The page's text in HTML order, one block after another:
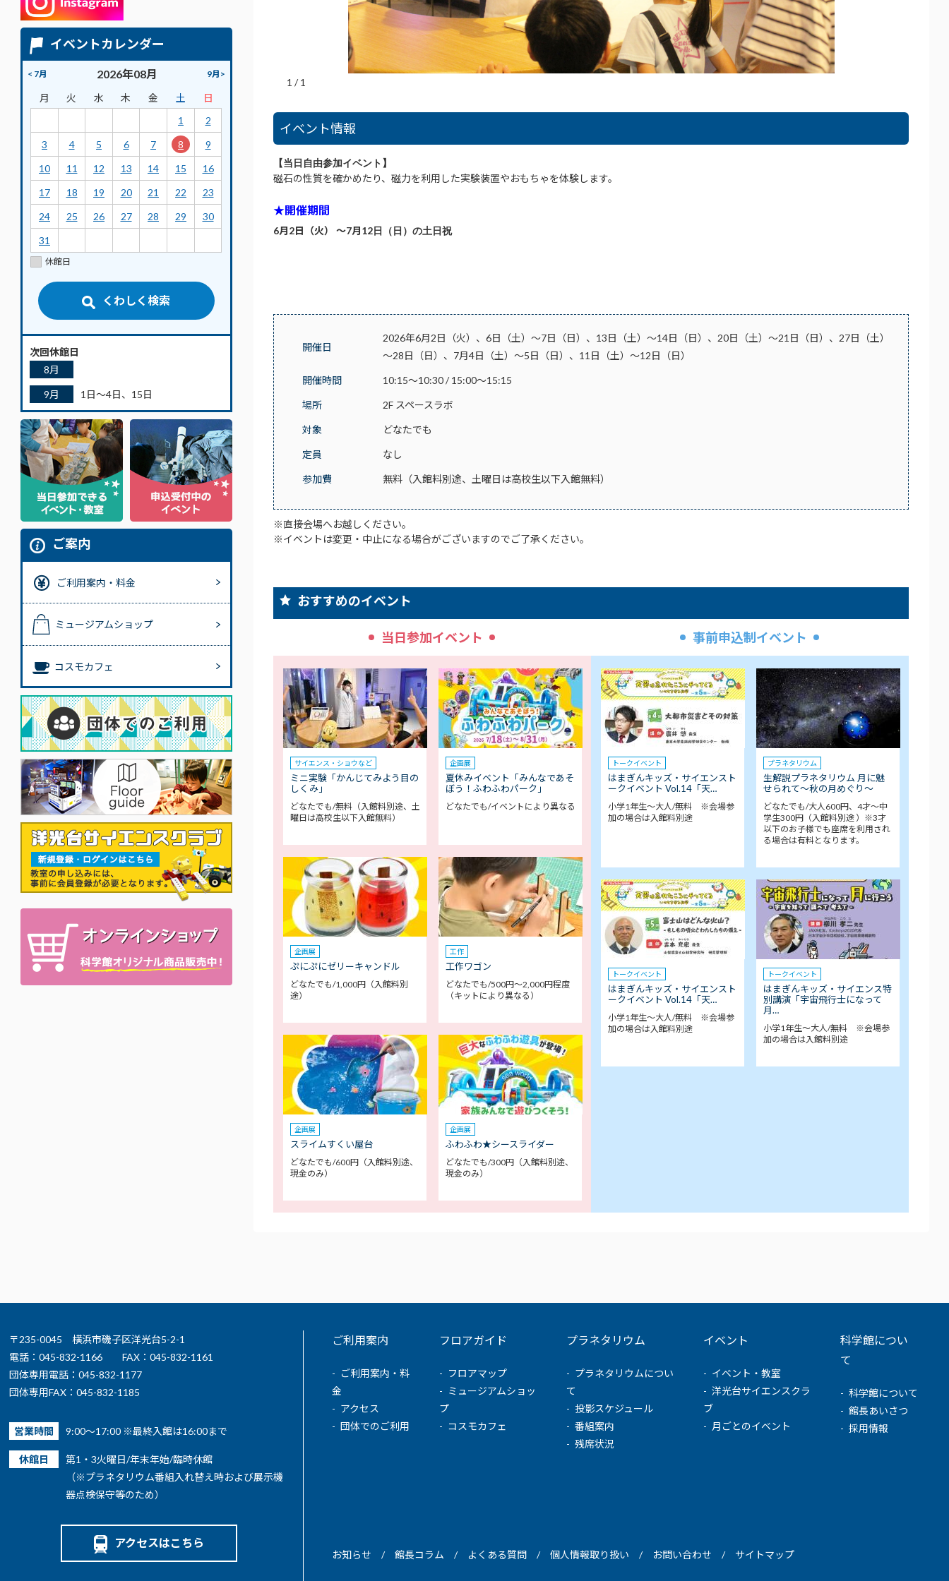
イベントカレンダー
< 7月 2026年08月 9月>
月 火 水 木 金 土
日
1
2
3
4 5 6 7 8
9
10
11 12 13 14 15
16
17
18 19 20 21 22
23
24
25 26 27 28 29
30
31
休館日
くわしく検索
次回休館日
8月
9月 1日～4日、15日
ご案内
ご利用案内・料金
ミュージアムショップ
コスモカフェ
1 /1
イベント情報
【当日自由参加イベント】
磁石の性質を確かめたり、磁力を利用した実験装置やおもちゃを体験します。
★開催期間
6月2日（火） ～7月12日（日）の土日祝
開催日
2026年6月2日（火）、6日（土）～7日（日）、13日（土）～14日（日）、20日（土）～21日（日）、27日（土）
～28日（日）、7月4日（土）～5日（日）、11日（土）～12日（日）
開催時間 10:15～10:30 / 15:00～15:15
場所 2F スペースラボ
対象 どなたでも
定員 なし
参加費 無料（入館料別途、土曜日は高校生以下入館無料）
※直接会場へお越しください。
※イベントは変更・中止になる場合がございますのでご了承ください。
おすすめのイベント
当日参加イベント
サイエンス・ショウなど
ミニ実験「かんじてみよう目の
しくみ」
どなたでも/無料（入館料別途、土
曜日は高校生以下入館無料）
企画展
夏休みイベント「みんなであそ
ぼう！ふわふわパーク」
どなたでも/イベントにより異なる
企画展
ぷにぷにゼリーキャンドル
どなたでも/1,000円（入館料別
途）
工作
工作ワゴン
どなたでも/500円～2,000円程度
（キットにより異なる）
企画展
スライムすくい屋台
どなたでも/600円（入館料別途、
現金のみ）
企画展
ふわふわ★シースライダー
どなたでも/300円（入館料別途、
現金のみ）
事前申込制イベント
トークイベント
はまぎんキッズ・サイエンスト
ークイベント Vol.14「天…
小学1年生～大人/無料 ※会場参
加の場合は入館料別途
プラネタリウム
生解説プラネタリウム 月に魅
せられて～秋の月めぐり～
どなたでも/大人600円、4才～中
学生300円（入館料別途 ）※3才
以下のお子様でも座席を利用され
る場合は有料となります。
トークイベント
はまぎんキッズ・サイエンスト
ークイベント Vol.14「天…
小学1年生～大人/無料 ※会場参
加の場合は入館料別途
トークイベント
はまぎんキッズ・サイエンス特
別講演「宇宙飛行士になって
月…
小学1年生～大人/無料 ※会場参
加の場合は入館料別途
〒235-0045 横浜市磯子区洋光台5-2-1
電話：045-832-1166
FAX：045-832-1161
団体専用電話：045-832-1177
団体専用FAX：045-832-1185
営業時間 9:00～17:00 ※最終入館は16:00まで
休館日
第1・3火曜日/年末年始/臨時休館
（※プラネタリウム番組入れ替え時および展示機
器点検保守等のため）
アクセスはこちら
ご利用案内
ご利用案内・料
金
アクセス
団体でのご利用
フロアガイド
フロアマップ
ミュージアムショッ
プ
コスモカフェ
プラネタリウム
プラネタリウムについ
て
投影スケジュール
番組案内
残席状況
イベント
イベント・教室
洋光台サイエンスクラ
ブ
月ごとのイベント
科学館につい
て
科学館について
館長あいさつ
採用情報
お知らせ 館長コラム よくある質問 個人情報取り扱い お問い合わせ サイトマップ